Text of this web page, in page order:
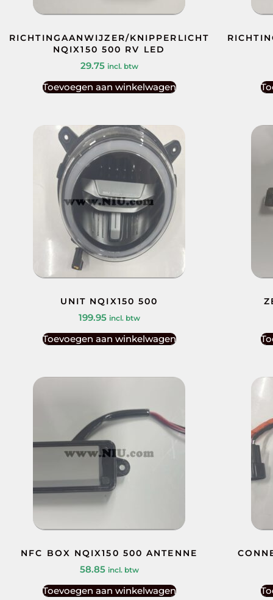
RICHTINGAANWIJZER/KNIPPERLICHT
NQIX150 500 RV LED
29.75 incl. btw
Toevoegen aan winkelwagen
UNIT NQIX150 500
199.95 incl. btw
Toevoegen aan winkelwagen
NFC BOX NQIX150 500 ANTENNE
58.85 incl. btw
Toevoegen aan winkelwagen